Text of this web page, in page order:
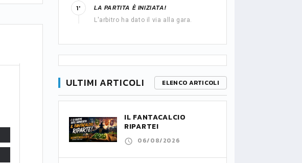
LA PARTITA È INIZIATA!
L'arbitro ha dato il via alla gara.
1'
ULTIMI ARTICOLI ELENCO ARTICOLI
IL FANTACALCIO
RIPARTE!
06/08/2026